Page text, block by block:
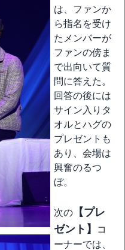
は、ファンか
ら指名を受け
たメンバーが
ファンの傍ま
で出向いて質
問に答えた。
回答の後には
サイン入りタ
オルとハグの
プレゼントも
あり、会場は
興奮のるつ
ぼ。
次の 【プレ
ゼント】
コ
ーナーでは、